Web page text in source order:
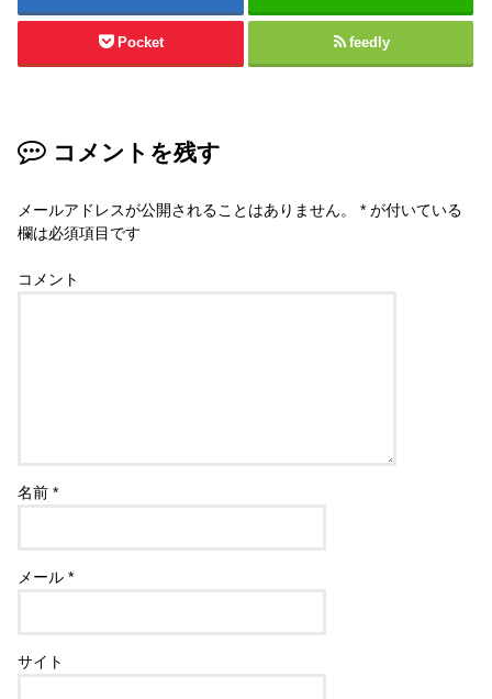
Pocket feedly
コメントを残す
メールアドレスが公開されることはありません。 * が付いている
欄は必須項目です
コメント
名前*
メール*
サイト